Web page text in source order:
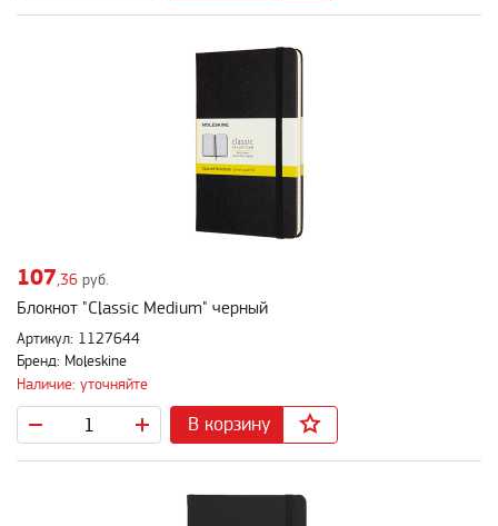
107 ,36 руб.
Блокнот "Classic Medium" черный
Артикул: 1127644
Бренд: Moleskine
Наличие: уточняйте
В корзину